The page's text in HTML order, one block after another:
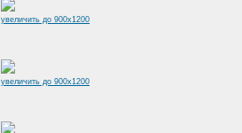
увеличить до 900x1200
увеличить до 900x1200